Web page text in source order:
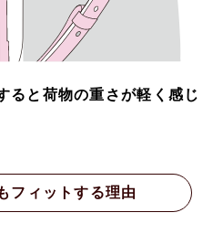
ると荷物の重さが軽く感じ
フィットする理由